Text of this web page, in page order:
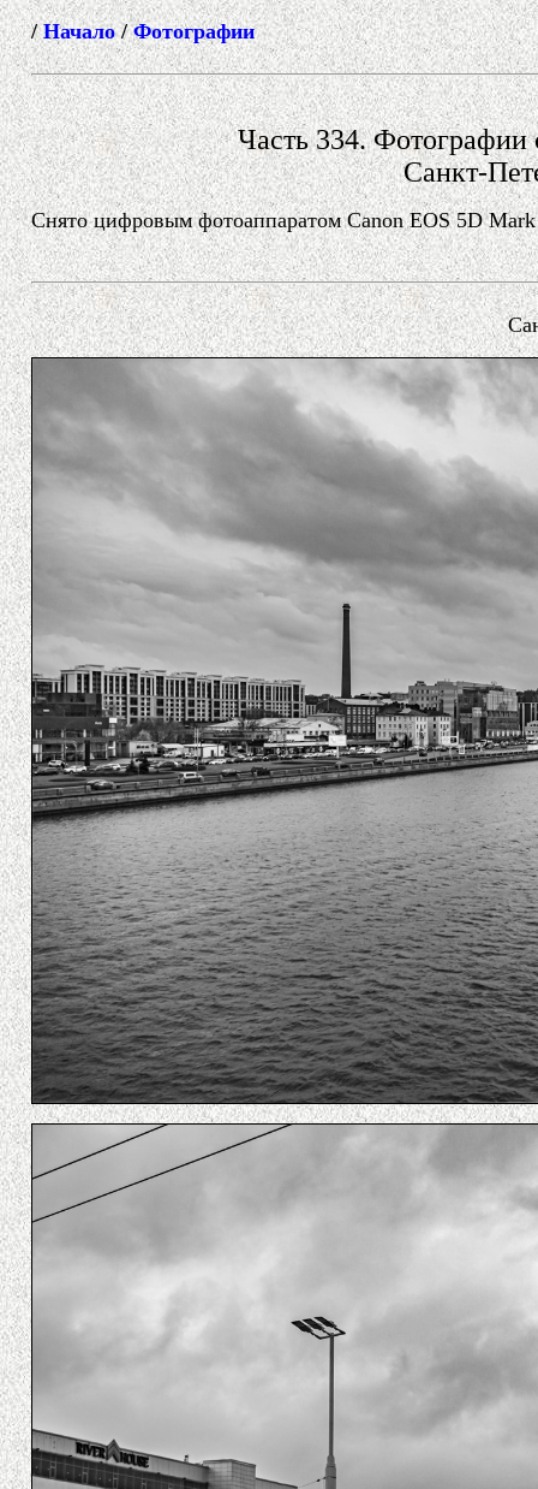
/Начало/Фотографии
Часть 334. Фотографии
Санкт-
Снято цифровым фотоаппаратом Canon EOS 5D Mark